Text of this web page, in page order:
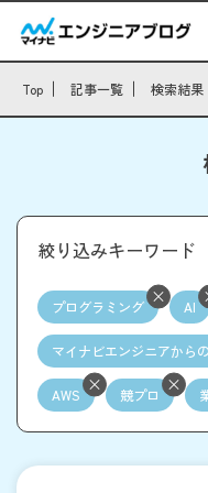
Top 記事一覧 検索結果
絞り込みキーワード
プログラミング AI
マイナビエンジニアから
AWS 競プロ